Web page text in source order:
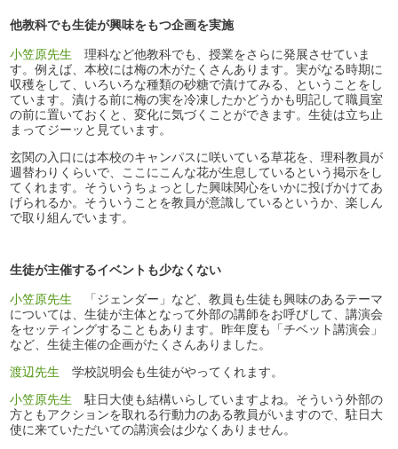
他教科でも生徒が興味をもつ企画を実施
小笠原先生 理科など他教科でも、授業をさらに発展させていま
す。例えば、本校には梅の木がたくさんあります。実がなる時期に
収穫をして、いろいろな種類の砂糖で漬けてみる、ということをし
ています。漬ける前に梅の実を冷凍したかどうかも明記して職員室
の前に置いておくと、変化に気づくことができます。生徒は立ち止
まってジーッと見ています。
玄関の入口には本校のキャンパスに咲いている草花を、理科教員が
週替わりくらいで、ここにこんな花が生息しているという掲示をし
てくれます。そういうちょっとした興味関心をいかに投げかけてあ
げられるか。そういうことを教員が意識しているというか、楽しん
で取り組んでいます。
生徒が主催するイベントも少なくない
小笠原先生 「ジェンダー」など、教員も生徒も興味のあるテーマ
については、生徒が主体となって外部の講師をお呼びして、講演会
をセッティングすることもあります。昨年度も「チベット講演会」
など、生徒主催の企画がたくさんありました。
渡辺先生 学校説明会も生徒がやってくれます。
小笠原先生 駐日大使も結構いらしていますよね。そういう外部の
方ともアクションを取れる行動力のある教員がいますので、駐日大
使に来ていただいての講演会は少なくありません。